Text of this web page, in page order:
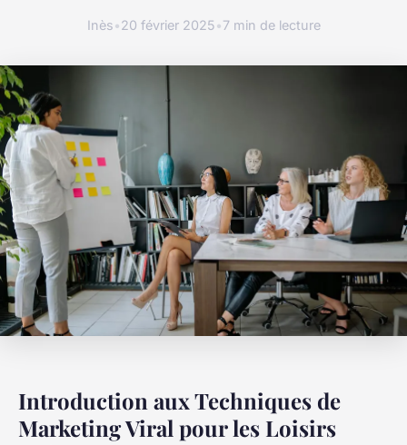
Inès•20 février 2025•7 min de lecture
Introduction aux Techniques de
Marketing Viral pour les Loisirs